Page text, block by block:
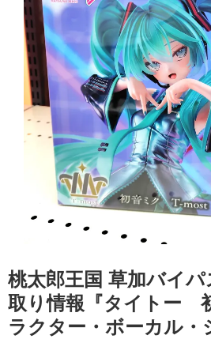
桃太郎王国 草加バイ
取り情報『タイトー
ラクター・ボーカル・